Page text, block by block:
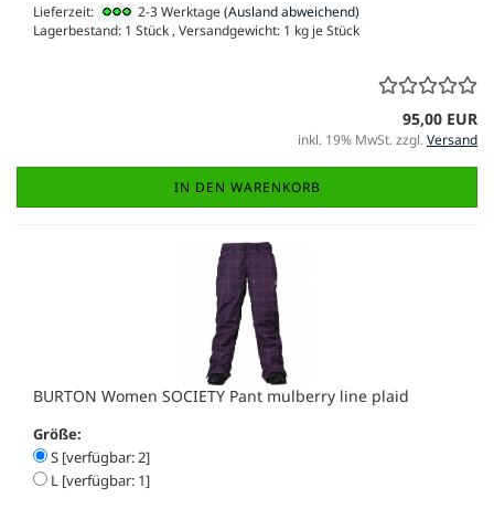
Lieferzeit: 2-3 Werktage(Ausland abweichend)
Lagerbestand: 1 Stück , Versandgewicht: 1 kg je Stück
95,00 EUR
inkl. 19% MwSt. zzgl.Versand
IN DEN WARENKORB
BURTON Women SOCIETY Pant mulberry line plaid
Größe:
S [verfügbar: 2]
L [verfügbar: 1]